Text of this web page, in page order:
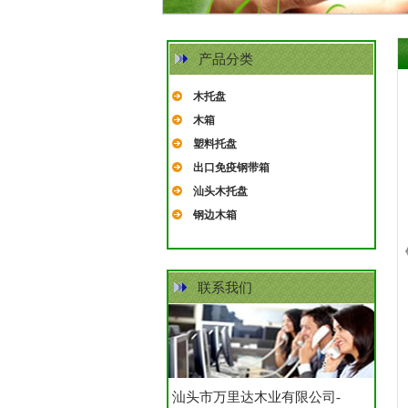
产品分类
木托盘
木箱
塑料托盘
出口免疫钢带箱
汕头木托盘
钢边木箱
联系我们
汕头市万里达木业有限公司-